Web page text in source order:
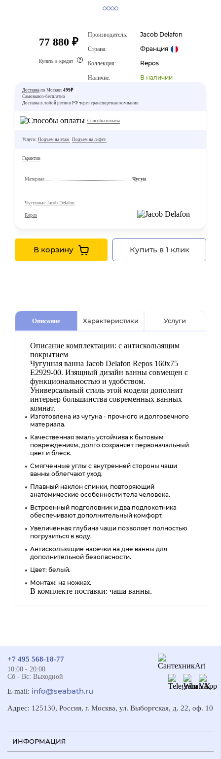
77 880 ₽
Купить в кредит
Производитель: Jacob Delafon
Страна: Франция
Коллекция: Repos
Наличие: В наличии
Доставка по Москве: 499₽
Самовывоз-бесплатно
Доставка в любой регион РФ через транспортные компании
Способы оплаты
Услуги: Подъем на этаж Подъем на лифте
Гарантии
Материал Чугун
Чугунные Jacob Delafon
Repos
В корзину Купить в 1 клик
Описание Характеристики Услуги
Описание комплектации: с антискользящим
покрытием
Чугунная ванна Jacob Delafon Repos 160x75
E2929-00. Изящный дизайн ванны совмещен с
функциональностью и удобством.
Универсальный стиль этой модели дополнит
интерьер большинства современных ванных
комнат.
Изготовлена из чугуна - прочного и долговечного
материала.
Качественная эмаль устойчива к бытовым
повреждениям, долго сохраняет первоначальный
цвет и блеск.
Смягченные углы с внутренней стороны чаши
ванны облегчают уход.
Плавный наклон спинки, повторяющий
анатомические особенности тела человека.
Встроенный подголовник и два подлокотника
обеспечивают дополнительный комфорт.
Увеличенная глубина чаши позволяет полностью
погрузиться в воду.
Антискользящие насечки на дне ванны для
дополнительной безопасности.
Цвет: белый.
Монтаж: на ножках.
В комплекте поставки: чаша ванны.
ИНФОРМАЦИЯ
+7 495 568-18-77
E-mail: info@seabath.ru
Адрес: 125130, Россия, г. Москва, ул. Выборгская, д. 22, оф. 10
10:00 - 20:00
Сб - Вс: Выходной